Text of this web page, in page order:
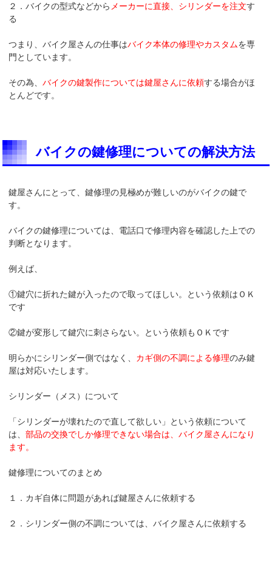
２．バイクの型式などから メーカーに直接、シリンダーを注文す
る
つまり、バイク屋さんの仕事はバイク本体の修理やカスタムを専
門としています。
その為、バイクの鍵製作については鍵屋さんに依頼する場合がほ
とんどです。
バイクの鍵修理についての解決方法
鍵屋さんにとって、鍵修理の見極めが難しいのがバイクの鍵で
す。
バイクの鍵修理については、電話口で修理内容を確認した上での
判断となります。
例えば、
①鍵穴に折れた鍵が入ったので取ってほしい。という依頼はＯＫ
です
②鍵が変形して鍵穴に刺さらない。という依頼もＯＫです
明らかにシリンダー側ではなく、 カギ側の不調による修理のみ鍵
屋は対応いたします。
シリンダー（メス）について
「シリンダーが壊れたので直して欲しい」という依頼について
は、部品の交換でしか修理できない場合は、バイク屋さんになり
ます。
鍵修理についてのまとめ
１．カギ自体に問題があれば鍵屋さんに依頼する
２．シリンダー側の不調については、バイク屋さんに依頼する